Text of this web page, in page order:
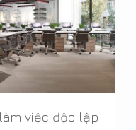
việc độc lập